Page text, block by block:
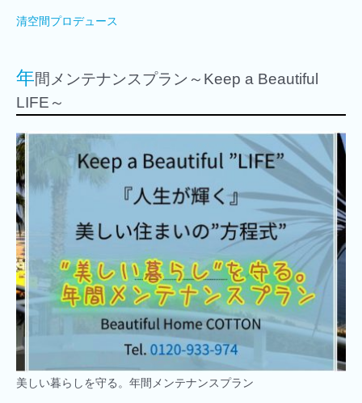
清空間プロデュース
年間メンテナンスプラン～Keep a Beautiful
LIFE～
美しい暮らしを守る。年間メンテナンスプラン